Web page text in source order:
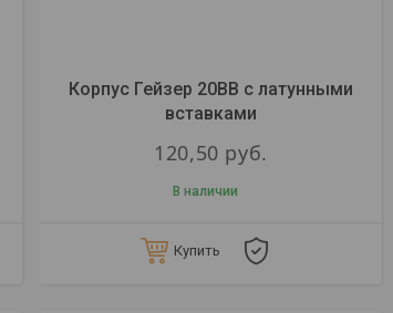
Корпус Гейзер 20ВВ с латунными
вставками
120,50 руб.
В наличии
Купить